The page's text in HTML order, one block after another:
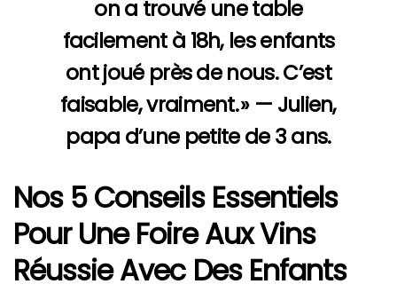
on a trouvé une table
facilement à 18h, les enfants
ont joué près de nous. C’est
faisable, vraiment. » — Julien,
papa d’une petite de 3 ans.
Nos 5 Conseils Essentiels
Pour Une Foire Aux Vins
Réussie Avec Des Enfants